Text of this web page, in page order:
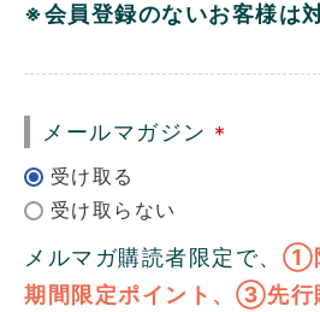
※会員登録のないお客様は
メールマガジン
)
メルマガ購読者限定で、 ①
期間限定ポイント、③先